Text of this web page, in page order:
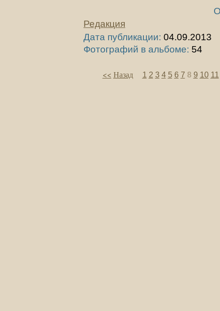
Редакция
Дата публикации: 04.09.2013
Фотографий в альбоме: 54
<< Назад 1 2 3 4 5 6 7 8 9 10 11